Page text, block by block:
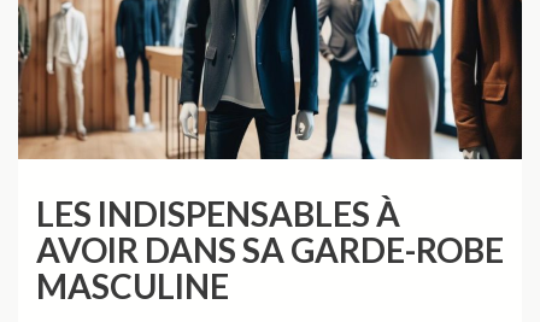
LES INDISPENSABLES À
AVOIR DANS SA GARDE-ROBE
MASCULINE